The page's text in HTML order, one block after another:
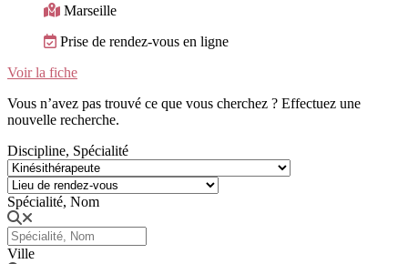
Marseille
Prise de rendez-vous en ligne
Voir la fiche
Vous n’avez pas trouvé ce que vous cherchez ? Effectuez une
nouvelle recherche.
Discipline, Spécialité
Spécialité, Nom
Ville